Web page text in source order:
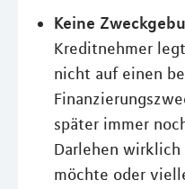
Keine
Kreditnehmer
nicht auf einen
später immer
Darlehen
möchte oder